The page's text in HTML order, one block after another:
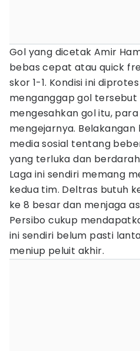
Gol yang dicetak Amir
bebas cepat atau quick
skor 1-1. Kondisi ini
menganggap gol tersebut
mengesahkan gol itu,
mengejarnya.
media sosial tentang
yang terluka dan
Laga ini sendiri memang
kedua tim. Deltras butuh
ke 8 besar dan menjaga
Persibo cukup
ini sendiri belum pasti
meniup peluit akhir.